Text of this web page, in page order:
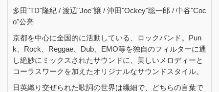
多田"TD"隆紀 / 渡辺"Joe"譲 / 沖田"Ockey"聡一郎 / 中谷"Coc
o"公亮
京都を中心に全国的に活動している、ロックバンド。Pun
k、Rock、Reggae、Dub、EMO等を独自のフィルターに通
し絶妙にミックスされたサウンドに、美しいメロディーと
コーラスワークを加えたオリジナルなサウンドスタイル。
日英織り交ぜられた歌詞の世界は繊細で、どちらの言葉で